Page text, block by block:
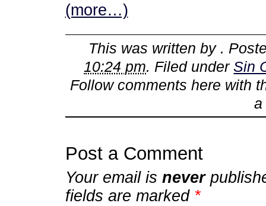
(more…)
This was written by .
10:24 pm. Filed underSin
Follow comments here with
a
Post a Comment
Your email is never
fields are marked *